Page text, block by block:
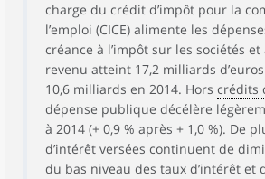
charge du crédit d’impôt pour la
l’emploi (CICE) alimente les
créance à l’impôt sur les sociétés et
revenu atteint 17,2 milliards
10,6 milliards en 2014. Hors crédits
dépense publique décélère
à 2014 (+ 0,9 % après + 1,0 %). De
d’intérêt versées continuent de
du bas niveau des taux d’intérêt et